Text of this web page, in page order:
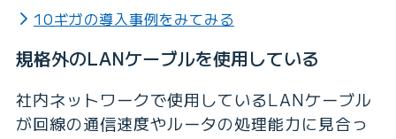
10ギガの導入事例をみてみる
規格外のLANケーブルを使用している
社内ネットワークで使用しているLANケーブル
が回線の通信速度やルータの処理能力に見合っ